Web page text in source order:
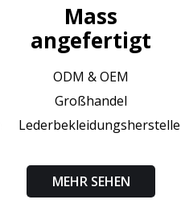
Mass
angefertigt
ODM & OEM
Großhandel
MEHR SEHEN